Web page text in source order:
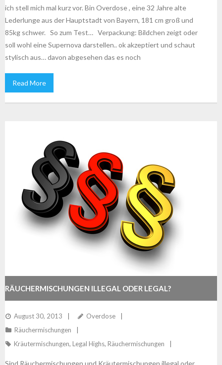
ich stell mich mal kurz vor. Bin Overdose , eine 32 Jahre alte
Lederlunge aus der Hauptstadt von Bayern, 181 cm groß und
85kg schwer. So zum Test… Verpackung: Bildchen zeigt oder
soll wohl eine Supernova darstellen.. ok akzeptiert und schaut
stylisch aus… davon abgesehen das es noch
Read More
RÄUCHERMISCHUNGEN ILLEGAL ODER LEGAL?
August 30, 2013
Overdose
Räuchermischungen
Kräutermischungen, Legal Highs, Räuchermischungen
Sind Räuchermischungen und Kräutermischungen illegal oder